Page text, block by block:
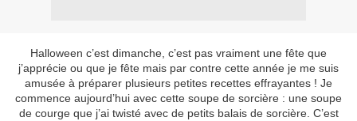
Halloween c’est dimanche, c’est pas vraiment une fête que
j’apprécie ou que je fête mais par contre cette année je me suis
amusée à préparer plusieurs petites recettes effrayantes ! Je
commence aujourd’hui avec cette soupe de sorcière : une soupe
de courge que j’ai twisté avec de petits balais de sorcière. C’est